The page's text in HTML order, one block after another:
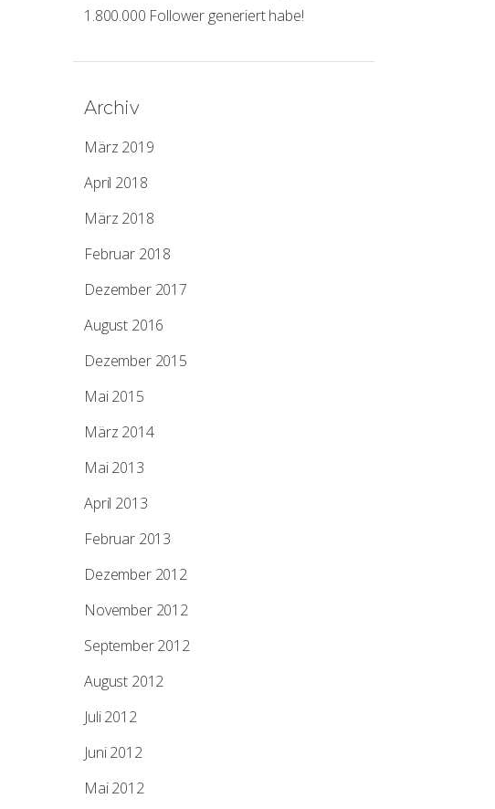
1.800.000 Follower generiert habe!
Archiv
März 2019
April 2018
März 2018
Februar 2018
Dezember 2017
August 2016
Dezember 2015
Mai 2015
März 2014
Mai 2013
April 2013
Februar 2013
Dezember 2012
November 2012
September 2012
August 2012
Juli 2012
Juni 2012
Mai 2012